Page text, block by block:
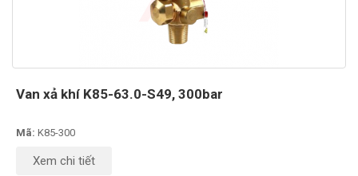
Van xả khí K85-63.0-S49, 300bar
Mã: K85-300
Xem chi tiết